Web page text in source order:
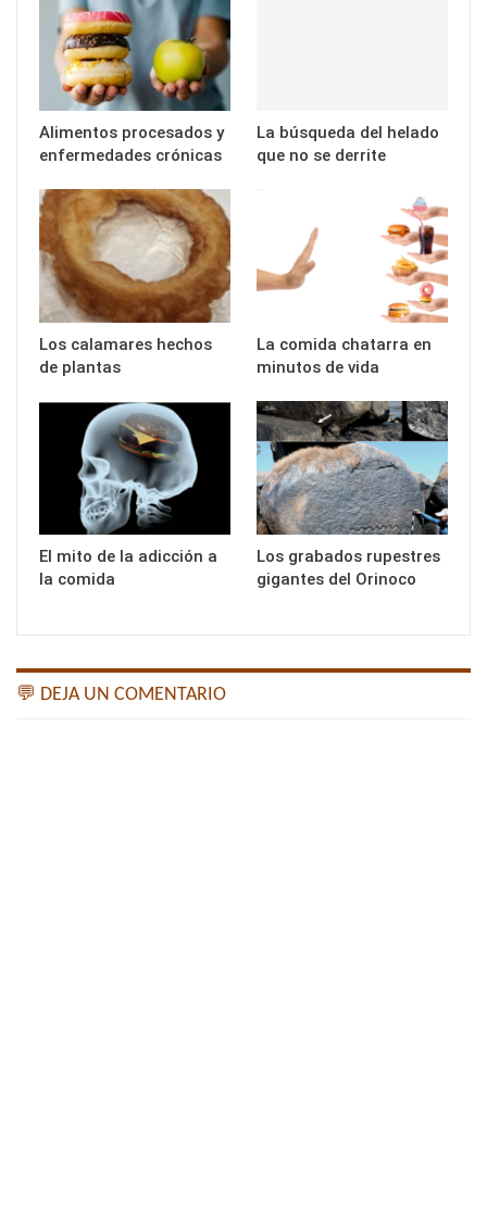
Alimentos procesados y
enfermedades crónicas
La búsqueda del helado
que no se derrite
Los calamares hechos
de plantas
La comida chatarra en
minutos de vida
El mito de la adicción a
la comida
Los grabados rupestres
gigantes del Orinoco
💬 DEJA UN COMENTARIO